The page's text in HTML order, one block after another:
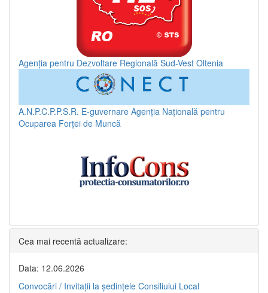
Agenția pentru Dezvoltare Regională Sud-Vest Oltenia
A.N.P.C.P.P.S.R. E-guvernare Agenția Națională pentru
Ocuparea Forței de Muncă
Cea mai recentă actualizare:
Data: 12.06.2026
Convocări / Invitaţii la şedinţele Consiliului Local